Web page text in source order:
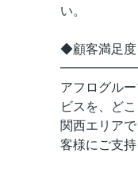
い。
◆顧客満足度
アフログル
ビスを、ど
関西エリア
客様にご支持